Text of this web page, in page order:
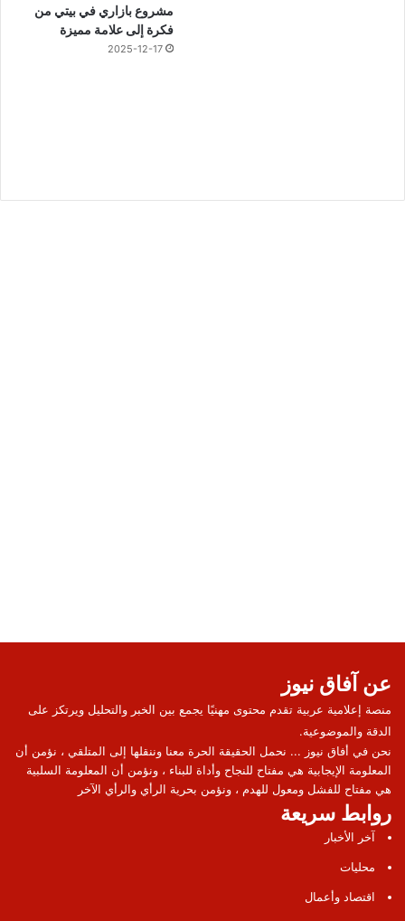
مشروع بازاري في بيتي من
فكرة إلى علامة مميزة
2025-12-17
عن آفاق نيوز
منصة إعلامية عربية تقدم محتوى مهنيًا يجمع بين الخبر والتحليل ويرتكز على
الدقة والموضوعية.
نحن في أفاق نيوز ... نحمل الحقيقة الحرة معنا وننقلها إلى المتلقي ، نؤمن أن
المعلومة الإيجابية هي مفتاح للنجاح وأداة للبناء ، ونؤمن أن المعلومة السلبية
هي مفتاح للفشل ومعول للهدم ، ونؤمن بحرية الرأي والرأي الآخر
روابط سريعة
آخر الأخبار
محليات
اقتصاد وأعمال